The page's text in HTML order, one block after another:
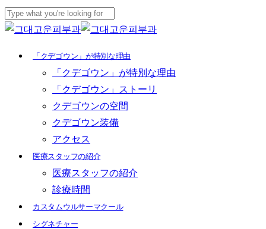
Skip
to
content
Close
Menu
「クデゴウン」が特別な理由
「クデゴウン」が特別な理由
「クデゴウン」ストーリ
クデゴウンの空間
クデゴウン装備
アクセス
医療スタッフの紹介
医療スタッフの紹介
診療時間
カスタムウルサーマクール
シグネチャー